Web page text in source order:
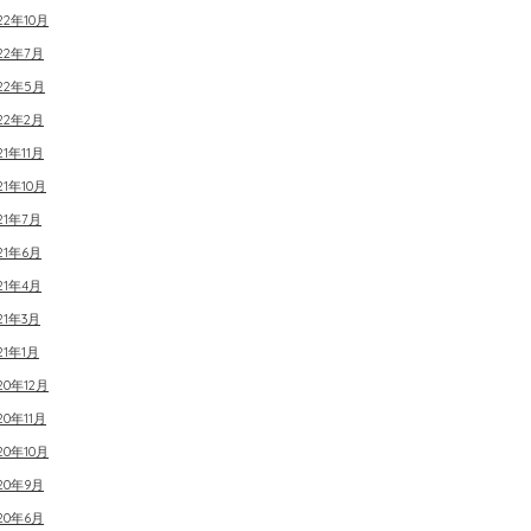
年10月
年7月
年5月
年2月
年11月
年10月
年7月
年6月
年4月
年3月
年1月
年12月
年11月
年10月
年9月
年6月